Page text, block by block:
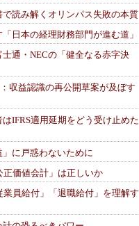
で読み解くオリンパス失敗の本質
日本の経理財務部門が進む道」
士通・NECの「健全なる赤字決
収益認識の再公開草案が及ぼす
IFRS適用延期をどう受け止めた
」に戸惑わないために
正価値会計」は正しいか
業員給付」「退職給付」を理解す